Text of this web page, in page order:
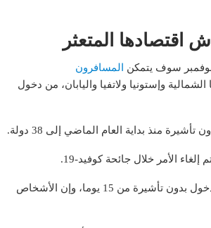
اقتصادها المتعثر
المسافرون
وإستونيا ولاتفيا واليابان، من دخول
تأشيرة منذ بداية العام الماضي إلى 38 دولة.
الأمر خلال جائحة كوفيد-19.
وقال لين إن العمل يتواصل لزيادة مدة الإقامة المسموح بها في ظل الدخول بدون تأشيرة من 15 يوما، وإن الأشخاص